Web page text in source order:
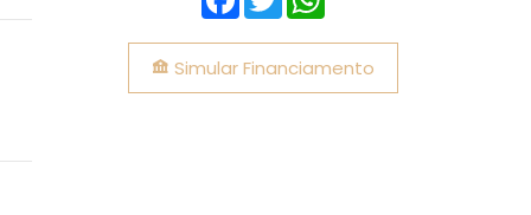
Simular Financiamento